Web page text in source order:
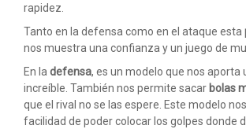
rapidez.
Tanto en la defensa como en el ataque esta
nos muestra una confianza y un juego de
En la defensa, es un modelo que nos aporta
increíble. También nos permite sacar bolas
que el rival no se las espere. Este modelo
facilidad de poder colocar los golpes donde